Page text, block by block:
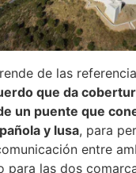
de las
que da
un puente que
y lusa, para
entre
para las dos